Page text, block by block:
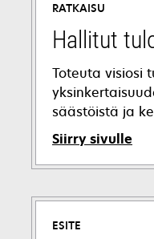
new
tab
RATKAISU
Hallitut
Toteuta visiosi
säästöistä ja
Siirry sivulle
ESITE